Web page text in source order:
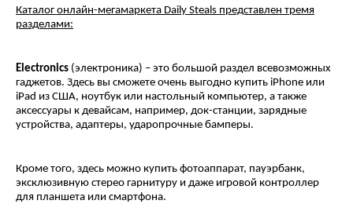
Каталог онлайн-мегамаркета Daily Steals представлен тремя
разделами:
Electronics (электроника) – это большой раздел всевозможных
гаджетов. Здесь вы сможете очень выгодно купить iPhone или
iPad из США, ноутбук или настольный компьютер, а также
аксессуары к девайсам, например, док-станции, зарядные
устройства, адаптеры, ударопрочные бамперы.
Кроме того, здесь можно купить фотоаппарат, пауэрбанк,
эксклюзивную стерео гарнитуру и даже игровой контроллер
для планшета или смартфона.